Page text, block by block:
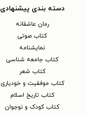
دسته بندی پیشنهادی
رمان عاشقانه
کتاب‌ صوتی
نمایشنامه
کتاب جامعه شناسی
کتاب شعر
کتاب موفقیت و خودیاری
کتاب تاریخ اسلام
کتاب کودک و نوجوان